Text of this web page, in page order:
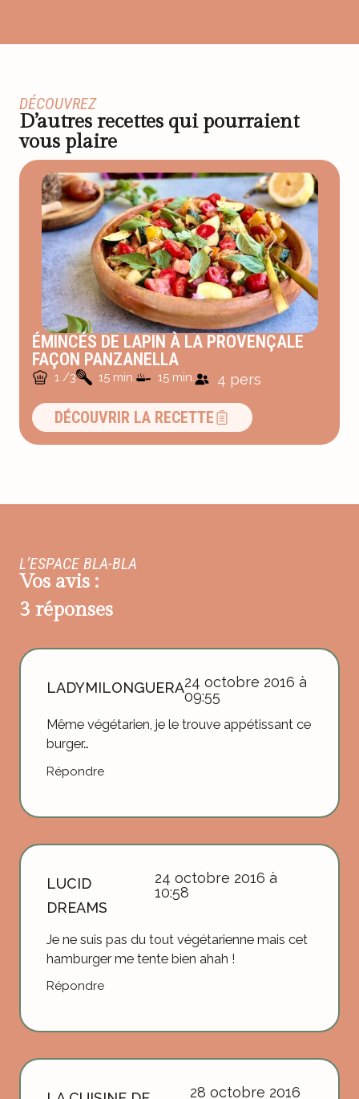
DÉCOUVREZ
D’autres recettes qui pourraient
vous plaire
ÉMINCÉS DE LAPIN À LA PROVENÇALE
FAÇON PANZANELLA
1 /3 15 min. 15 min. 4 pers
DÉCOUVRIR LA RECETTE
L’ESPACE BLA-BLA
Vos avis :
3 réponses
LADYMILONGUERA24 octobre 2016 à
09:55
Même végétarien, je le trouve appétissant ce
burger…
Répondre
LUCID
DREAMS
24 octobre 2016 à
10:58
Je ne suis pas du tout végétarienne mais cet
hamburger me tente bien ahah !
Répondre
28 octobre 2016